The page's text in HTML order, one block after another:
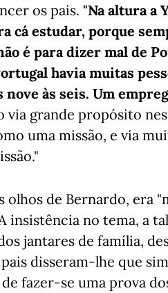
os pais. "Na altura a
cá estudar, porque
é para dizer mal de
havia muitas
às seis. Um
via grande propósito
uma missão, e via
olhos de Bernardo, era
insistência no tema, a
jantares de família,
disseram-lhe que
fazer-se uma prova